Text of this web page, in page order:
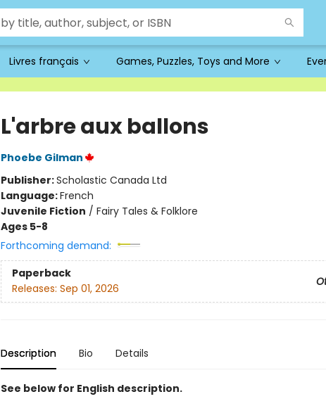
Livres français Games, Puzzles, Toys and More
L'arbre aux ballons
Phoebe Gilman
Publisher:Scholastic Canada Ltd
Language:French
Juvenile Fiction / Fairy Tales & Folklore
Ages 5-8
Forthcoming demand:
Paperback
Releases: Sep 01, 2026
Description Bio Details
See below for English description.